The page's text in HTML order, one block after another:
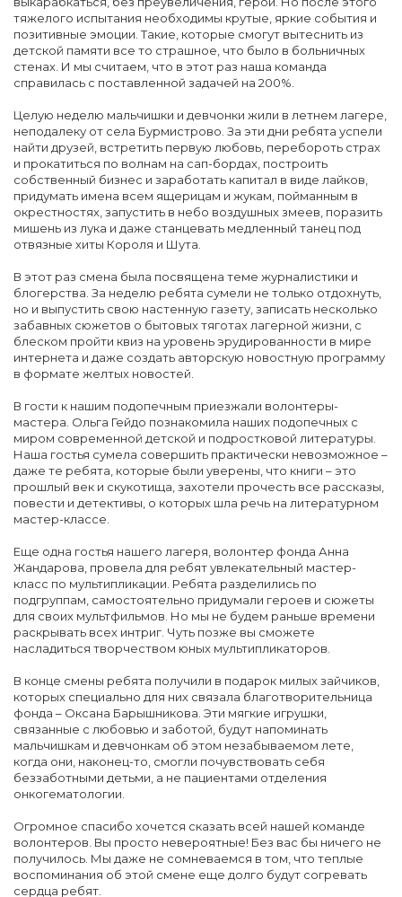
тяжелого испытания необходимы крутые, яркие события и
позитивные эмоции. Такие, которые смогут вытеснить из
детской памяти все то страшное, что было в больничных
стенах. И мы считаем, что в этот раз наша команда
справилась с поставленной задачей на 200%.
Целую неделю мальчишки и девчонки жили в летнем лагере,
неподалеку от села Бурмистрово. За эти дни ребята успели
найти друзей, встретить первую любовь, перебороть страх
и прокатиться по волнам на сап-бордах, построить
собственный бизнес и заработать капитал в виде лайков,
придумать имена всем ящерицам и жукам, пойманным в
окрестностях, запустить в небо воздушных змеев, поразить
мишень из лука и даже станцевать медленный танец под
отвязные хиты Короля и Шута.
В этот раз смена была посвящена теме журналистики и
блогерства. За неделю ребята сумели не только отдохнуть,
но и выпустить свою настенную газету, записать несколько
забавных сюжетов о бытовых тяготах лагерной жизни, с
блеском пройти квиз на уровень эрудированности в мире
интернета и даже создать авторскую новостную программу
в формате желтых новостей.
В гости к нашим подопечным приезжали волонтеры-
мастера. Ольга Гейдо познакомила наших подопечных с
миром современной детской и подростковой литературы.
Наша гостья сумела совершить практически невозможное –
даже те ребята, которые были уверены, что книги – это
прошлый век и скукотища, захотели прочесть все рассказы,
повести и детективы, о которых шла речь на литературном
мастер-классе.
Еще одна гостья нашего лагеря, волонтер фонда Анна
Жандарова, провела для ребят увлекательный мастер-
класс по мультипликации. Ребята разделились по
подгруппам, самостоятельно придумали героев и сюжеты
для своих мультфильмов. Но мы не будем раньше времени
раскрывать всех интриг. Чуть позже вы сможете
насладиться творчеством юных мультипликаторов.
В конце смены ребята получили в подарок милых зайчиков,
которых специально для них связала благотворительница
фонда – Оксана Барышникова. Эти мягкие игрушки,
связанные с любовью и заботой, будут напоминать
мальчишкам и девчонкам об этом незабываемом лете,
когда они, наконец-то, смогли почувствовать себя
беззаботными детьми, а не пациентами отделения
онкогематологии.
Огромное спасибо хочется сказать всей нашей команде
волонтеров. Вы просто невероятные! Без вас бы ничего не
получилось. Мы даже не сомневаемся в том, что теплые
воспоминания об этой смене еще долго будут согревать
сердца ребят.